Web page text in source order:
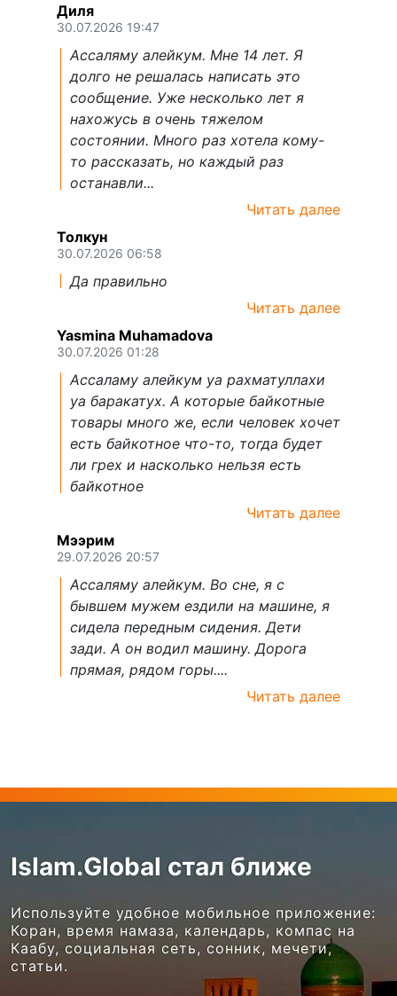
Диля
30.07.2026 19:47
Ассаляму алейкум. Мне 14 лет. Я
долго не решалась написать это
сообщение. Уже несколько лет я
нахожусь в очень тяжелом
состоянии. Много раз хотела кому-
то рассказать, но каждый раз
останавли...
Читать далее
Толкун
30.07.2026 06:58
Да правильно
Читать далее
Yasmina Muhamadova
30.07.2026 01:28
Ассаламу алейкум уа рахматуллахи
уа баракатух. А которые байкотные
товары много же, если человек хочет
есть байкотное что-то, тогда будет
ли грех и насколько нельзя есть
байкотное
Читать далее
Мээрим
29.07.2026 20:57
Ассаляму алейкум. Во сне, я с
бывшем мужем ездили на машине, я
сидела передным сидения. Дети
зади. А он водил машину. Дорога
прямая, рядом горы....
Читать далее
Islam.Global стал ближе
Используйте удобное мобильное приложение:
Коран, время намаза, календарь, компас на
Каабу, социальная сеть, сонник, мечети,
статьи.